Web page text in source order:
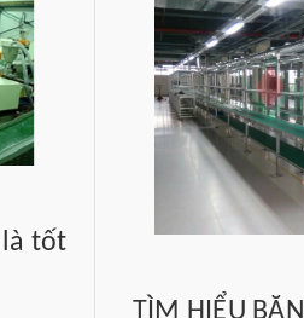
tốt
TÌM HIỂU